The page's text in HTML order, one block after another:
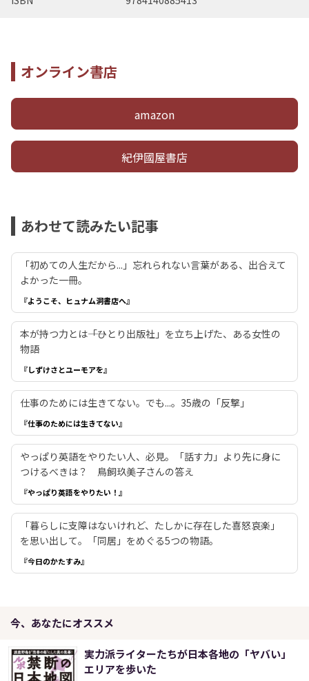
オンライン書店
amazon
紀伊國屋書店
あわせて読みたい記事
「初めての人生だから...」忘れられない言葉がある、出合えて
よかった一冊。
『ようこそ、ヒュナム洞書店へ』
本が持つ力とは――「ひとり出版社」を立ち上げた、ある女性の
物語
『しずけさとユーモアを』
仕事のためには生きてない。でも...。35歳の「反撃」
『仕事のためには生きてない』
やっぱり英語をやりたい人、必見。「話す力」より先に身に
つけるべきは？ 鳥飼玖美子さんの答え
『やっぱり英語をやりたい！』
「暮らしに支障はないけれど、たしかに存在した喜怒哀楽」
を思い出して。「同居」をめぐる5つの物語。
『今日のかたすみ』
今、あなたにオススメ
実力派ライターたちが日本各地の「ヤバい」
エリアを歩いた